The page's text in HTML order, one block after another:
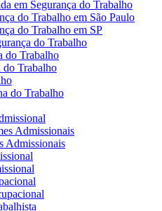
em Segurança do Trabalho
do Trabalho em São Paulo
do Trabalho em SP
do Trabalho
do Trabalho
do Trabalho
do Trabalho
Admissionais
Admissionais